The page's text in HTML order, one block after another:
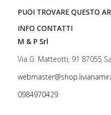
PUOI TROVARE QUESTO
INFO CONTATTI
M & P Srl
Via G. Matteotti, 91 87055
0984970429